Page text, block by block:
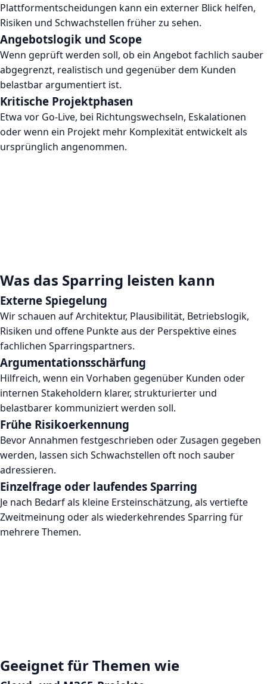
Plattformentscheidungen kann ein externer Blick helfen,
Risiken und Schwachstellen früher zu sehen.
Angebotslogik und Scope
Wenn geprüft werden soll, ob ein Angebot fachlich sauber
abgegrenzt, realistisch und gegenüber dem Kunden
belastbar argumentiert ist.
Kritische Projektphasen
Etwa vor Go-Live, bei Richtungswechseln, Eskalationen
oder wenn ein Projekt mehr Komplexität entwickelt als
ursprünglich angenommen.
Was das Sparring leisten kann
Externe Spiegelung
Wir schauen auf Architektur, Plausibilität, Betriebslogik,
Risiken und offene Punkte aus der Perspektive eines
fachlichen Sparringspartners.
Argumentationsschärfung
Hilfreich, wenn ein Vorhaben gegenüber Kunden oder
internen Stakeholdern klarer, strukturierter und
belastbarer kommuniziert werden soll.
Frühe Risikoerkennung
Bevor Annahmen festgeschrieben oder Zusagen gegeben
werden, lassen sich Schwachstellen oft noch sauber
adressieren.
Einzelfrage oder laufendes Sparring
Je nach Bedarf als kleine Ersteinschätzung, als vertiefte
Zweitmeinung oder als wiederkehrendes Sparring für
mehrere Themen.
Geeignet für Themen wie